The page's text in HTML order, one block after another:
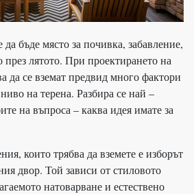
бъде място за почивка, забавление,
през лятото. При проектирането на
да се вземат предвид много фактори
на терена. Разбира се най –
на въпроса – каква идея имате за
които трябва да вземете е изборът
двор. Той зависи от стиловото
натоварване и естествено